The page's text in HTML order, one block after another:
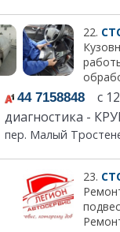
22.
44 7158848 с
диагностика -
пер. Малый
23.